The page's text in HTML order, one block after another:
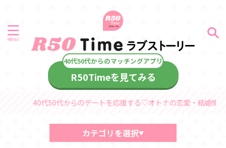
R50Timeを見てみる
40代50代からのデートを応援する♡オトナの恋愛・結婚情報サイ
カテゴリを選択